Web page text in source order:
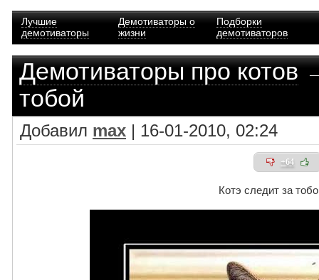
Лучшие
демотиваторы
Демотиваторы о
жизни
Подборки
демотиваторов
Демотиваторы про котов→
тобой
Добавил max | 16-01-2010, 02:24
+64
Котэ следит за